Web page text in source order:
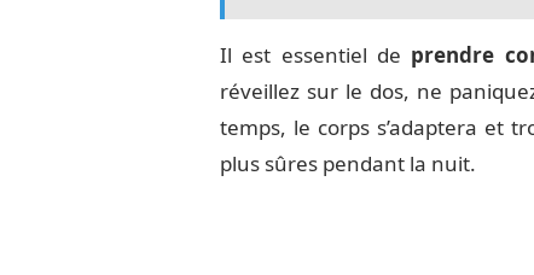
Il est essentiel de prendre
réveillez sur le dos, ne
temps, le corps s’adaptera et
plus sûres pendant la nuit.